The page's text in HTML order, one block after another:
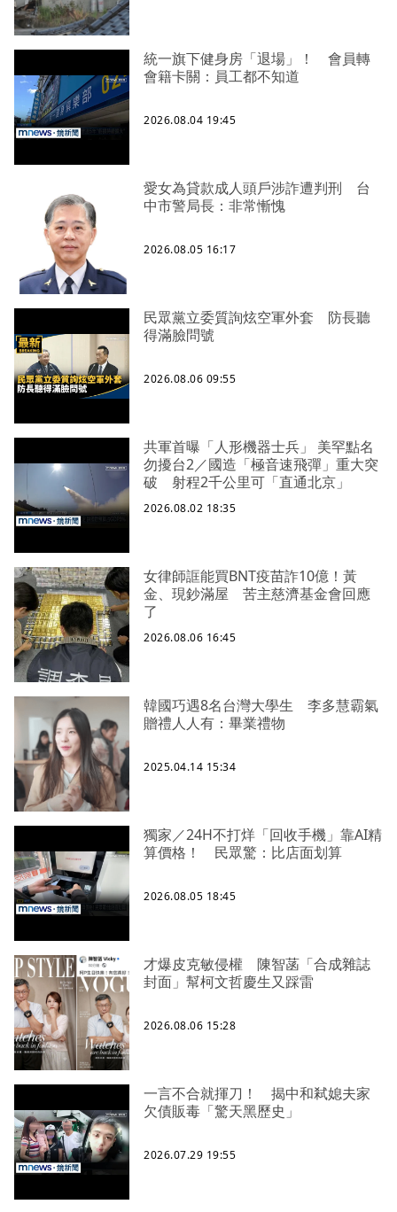
統一旗下健身房「退場」！ 會員轉
會籍卡關：員工都不知道
2026.08.04 19:45
愛女為貸款成人頭戶涉詐遭判刑 台
中市警局長：非常慚愧
2026.08.05 16:17
民眾黨立委質詢炫空軍外套 防長聽
得滿臉問號
2026.08.06 09:55
共軍首曝「人形機器士兵」 美罕點名
勿擾台2／國造「極音速飛彈」重大突
破 射程2千公里可「直通北京」
2026.08.02 18:35
女律師誆能買BNT疫苗詐10億！黃
金、現鈔滿屋 苦主慈濟基金會回應
了
2026.08.06 16:45
韓國巧遇8名台灣大學生 李多慧霸氣
贈禮人人有：畢業禮物
2025.04.14 15:34
獨家／24H不打烊「回收手機」靠AI精
算價格！ 民眾驚：比店面划算
2026.08.05 18:45
才爆皮克敏侵權 陳智菡「合成雜誌
封面」幫柯文哲慶生又踩雷
2026.08.06 15:28
一言不合就揮刀！ 揭中和弒媳夫家
欠債販毒「驚天黑歷史」
2026.07.29 19:55